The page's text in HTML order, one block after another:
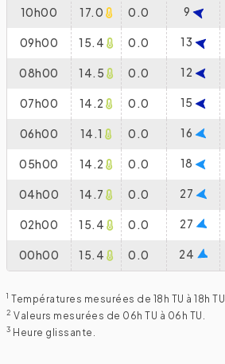
10h00 17.0 0.0 9
09h00 15.4 0.0 13
08h00 14.5 0.0 12
07h00 14.2 0.0 15
06h00 14.1 0.0 16
05h00 14.2 0.0 18
04h00 14.7 0.0 27
02h00 15.4 0.0 27
00h00 15.4 0.0 24
1 Températures mesurées de 18h TU à 18h TU.
2 Valeurs mesurées de 06h TU à 06h TU.
3 Heure glissante.